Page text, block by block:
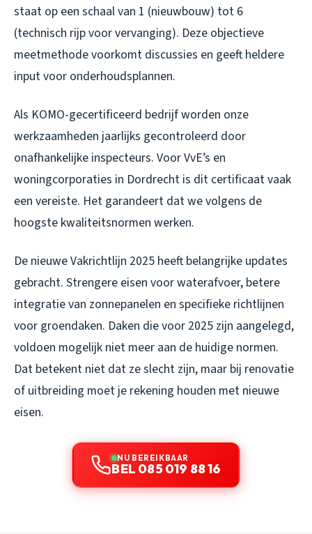
staat op een schaal van 1 (nieuwbouw) tot 6
(technisch rijp voor vervanging). Deze objectieve
meetmethode voorkomt discussies en geeft heldere
input voor onderhoudsplannen.
Als KOMO-gecertificeerd bedrijf worden onze
werkzaamheden jaarlijks gecontroleerd door
onafhankelijke inspecteurs. Voor VvE’s en
woningcorporaties in Dordrecht is dit certificaat vaak
een vereiste. Het garandeert dat we volgens de
hoogste kwaliteitsnormen werken.
De nieuwe Vakrichtlijn 2025 heeft belangrijke updates
gebracht. Strengere eisen voor waterafvoer, betere
integratie van zonnepanelen en specifieke richtlijnen
voor groendaken. Daken die voor 2025 zijn aangelegd,
voldoen mogelijk niet meer aan de huidige normen.
Dat betekent niet dat ze slecht zijn, maar bij renovatie
of uitbreiding moet je rekening houden met nieuwe
eisen.
NU BEREIKBAAR
BEL 085 019 88 16